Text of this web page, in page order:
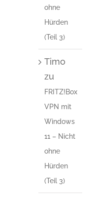
ohne
Hürden
(Teil 3)
Timo
zu
FRITZ!Box
VPN mit
Windows
11 – Nicht
ohne
Hürden
(Teil 3)